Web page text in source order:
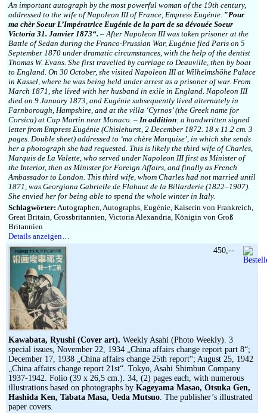
An important autograph by the most powerful woman of the 19th century,
addressed to the wife of Napoleon III of France, Empress Eugénie. ″Pour
ma chèr Soeur L’Impératrice Eugénie de la part de sa dévouée Soeur
Victoria 31. Janvier 1873“. – After Napoleon III was taken prisoner at the
Battle of Sedan during the Franco-Prussian War, Eugénie fled Paris on 5
September 1870 under dramatic circumstances, with the help of the dentist
Thomas W. Evans. She first travelled by carriage to Deauville, then by boat
to England. On 30 October, she visited Napoleon III at Wilhelmshöhe Palace
in Kassel, where he was being held under arrest as a prisoner of war. From
March 1871, she lived with her husband in exile in England. Napoleon III
died on 9 January 1873, and Eugénie subsequently lived alternately in
Farnborough, Hampshire, and at the villa ‘Cyrnos’ (the Greek name for
Corsica) at Cap Martin near Monaco. – In addition: a handwritten signed
letter from Empress Eugénie (Chislehurst, 2 December 1872. 18 x 11.2 cm. 3
pages. Double sheet) addressed to ‘ma chère Marquise’, in which she sends
her a photograph she had requested. This is likely the third wife of Charles,
Marquis de La Valette, who served under Napoleon III first as Minister of
the Interior, then as Minister for Foreign Affairs, and finally as French
Ambassador to London. This third wife, whom Charles had not married until
1871, was Georgiana Gabrielle de Flahaut de la Billarderie (1822–1907).
She envied her for being able to spend the whole winter in Italy.
Schlagwörter: Autographen, Autographs, Eugénie, Kaiserin von Frankreich,
Great Britain, Grossbritannien, Victoria Alexandria, Königin von Groß
Britannien
Details anzeigen…
Kawabata, Ryushi (Cover art). Weekly Asahi (Photo Weekly). 3
special issues, November 22, 1934 „China affairs change report part 8“;
December 17, 1938 „China affairs change 25th report“; August 25, 1942
„China affairs change report 21st“. Tokyo, Asahi Shimbun Company
1937-1942. Folio (39 x 26,5 cm.). 34, (2) pages each, with numerous
illustrations based on photographs by Kageyama Masao, Otsuka Gen,
Hashida Ken, Tabata Masa, Ueda Mutsuo. The publisher’s illustrated
paper covers.
450,--